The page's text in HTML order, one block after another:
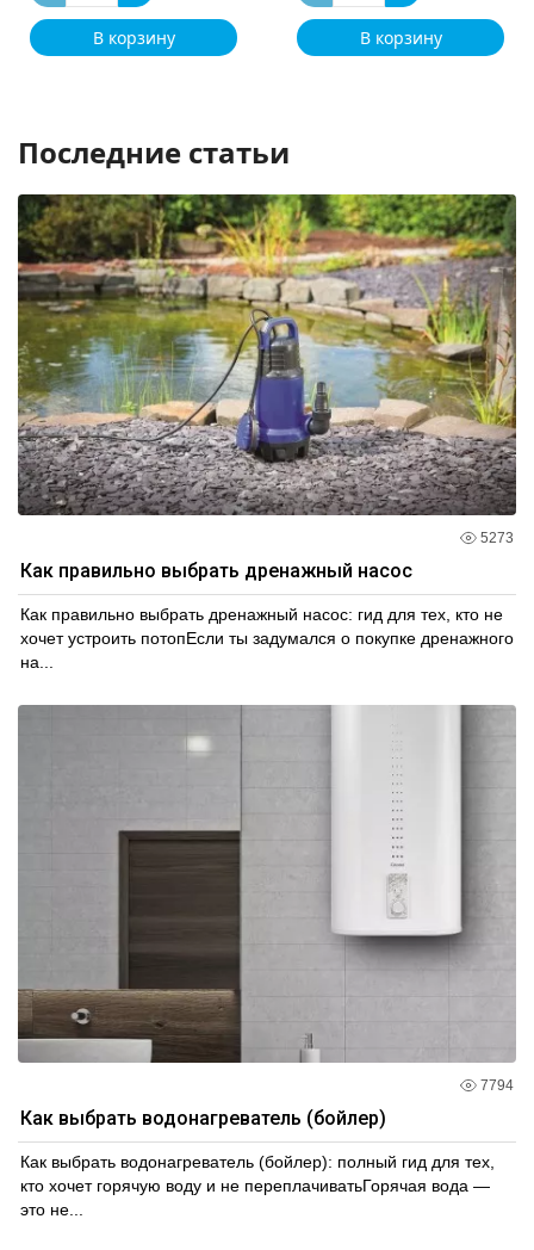
В корзину В корзину
Последние статьи
5273
Как правильно выбрать дренажный насос
Как правильно выбрать дренажный насос: гид для тех, кто не
хочет устроить потопЕсли ты задумался о покупке дренажного
на...
7794
Как выбрать водонагреватель (бойлер)
Как выбрать водонагреватель (бойлер): полный гид для тех,
кто хочет горячую воду и не переплачиватьГорячая вода —
это не...